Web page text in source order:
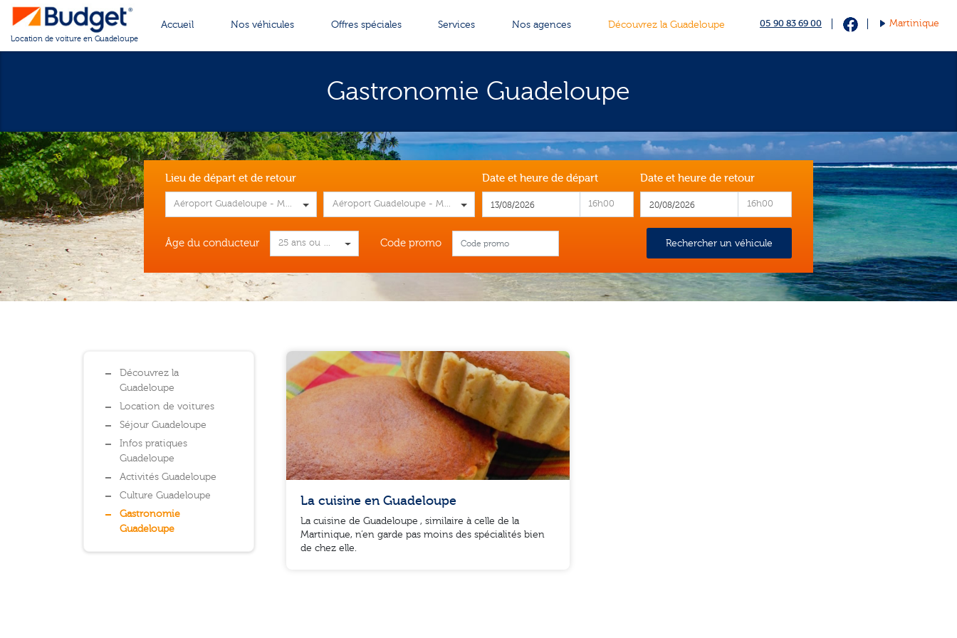
Location de voiture en Guadeloupe
Accueil Nos véhicules Offres spéciales Services Nos agences Découvrez la Guadeloupe 05 90 83 69 00 Martinique
Gastronomie Guadeloupe
Lieu de départ et de retour
Aéroport Guadeloupe - Maryse CondéAéroport Guadeloupe - Maryse Condé
Date et heure de départ
16h00
Date et heure de retour
16h00
Âge du conducteur 25 ans ou plus Code promo Rechercher un véhicule
Liste des catégories
Découvrez la
Guadeloupe
Location de voitures
Séjour Guadeloupe
Infos pratiques
Guadeloupe
Activités Guadeloupe
Culture Guadeloupe
Gastronomie
Guadeloupe
La cuisine en Guadeloupe
La cuisine de Guadeloupe , similaire à celle de la
Martinique, n’en garde pas moins des spécialités bien
de chez elle.
Cookies management panel